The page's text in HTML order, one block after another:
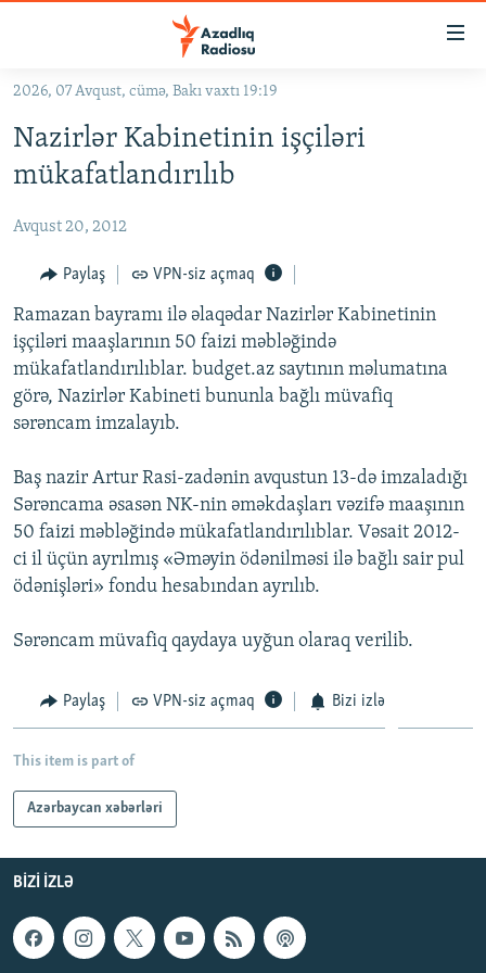
Əsas
qayıt
Əsas
qayıt
#ƏSLINDƏ
FƏRQƏ BAX
QANUNI DOĞRU
ARAŞDIRMA
MULTIMEDIA
VIDEO
FOTOQALEREYA
İNFOQRAFIKA
KARIKATURA
RADIO ARXIV
OXU ZALI
AZƏRBAYCAN ƏDƏBIYYATI KITABXANASI
İSLAM VƏ DEMOKRATIYA
İZ - MƏDƏNIYYƏT PROQRAMI
HAQQIMIZDA
MISSIYAMIZ
PEŞƏ ETIKASI VƏ JURNALISTIKA STANDARTLARIMIZ
MATERIALLARIMIZDAN ISTIFADƏ
XƏBƏR BÜLLETENLƏRIMIZ
BIZI IZLƏ
RFE/RL-in bütün saytları
2026, 07 Avqust, cümə, Bakı vaxtı 19:19
Nazirlər Kabinetinin işçiləri
mükafatlandırılıb
Avqust 20, 2012
Paylaş VPN-siz açmaq
Ramazan bayramı ilə əlaqədar Nazirlər Kabinetinin
işçiləri maaşlarının 50 faizi məbləğində
mükafatlandırılıblar. budget.az saytının məlumatına
görə, Nazirlər Kabineti bununla bağlı müvafiq
sərəncam imzalayıb.
Baş nazir Artur Rasi-zadənin avqustun 13-də imzaladığı
Sərəncama əsasən NK-nin əməkdaşları vəzifə maaşının
50 faizi məbləğində mükafatlandırılıblar. Vəsait 2012-
ci il üçün ayrılmış «Əməyin ödənilməsi ilə bağlı sair pul
ödənişləri» fondu hesabından ayrılıb.
Sərəncam müvafiq qaydaya uyğun olaraq verilib.
Paylaş VPN-siz açmaq Bizi izlə
This item is part of
Azərbaycan xəbərləri
BIZI IZLƏ